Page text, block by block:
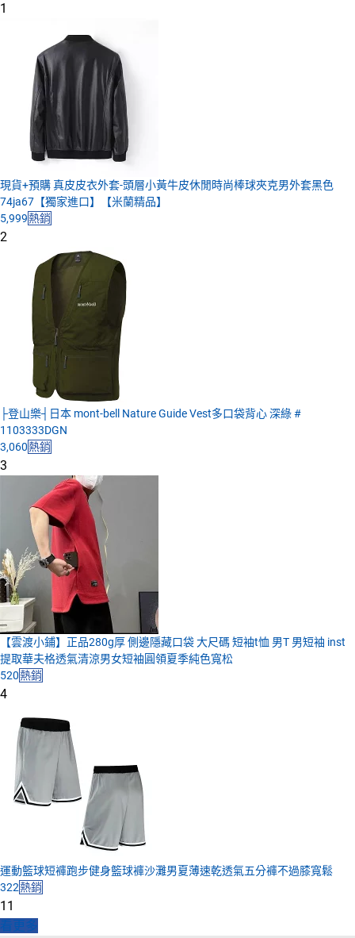
1
現貨+預購 真皮皮衣外套-頭層小黃牛皮休閒時尚棒球夾克男外套黑色
74ja67【獨家進口】【米蘭精品】
5,999熱銷
2
├登山樂┤日本 mont-bell Nature Guide Vest多口袋背心 深綠 #
1103333DGN
3,060熱銷
3
【雲渡小鋪】正品280g厚 側邊隱藏口袋 大尺碼 短袖t恤 男T 男短袖 inst
提取華夫格透氣清涼男女短袖圓領夏季純色寬松
520熱銷
4
運動籃球短褲跑步健身籃球褲沙灘男夏薄速乾透氣五分褲不過膝寬鬆
322熱銷
11
看更多